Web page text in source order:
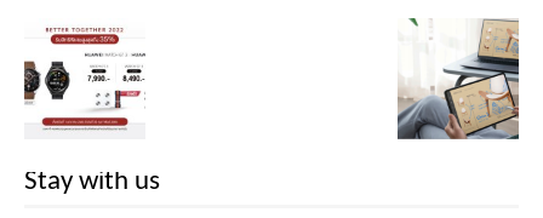
Stay with us